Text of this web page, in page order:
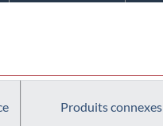
Produits connexes